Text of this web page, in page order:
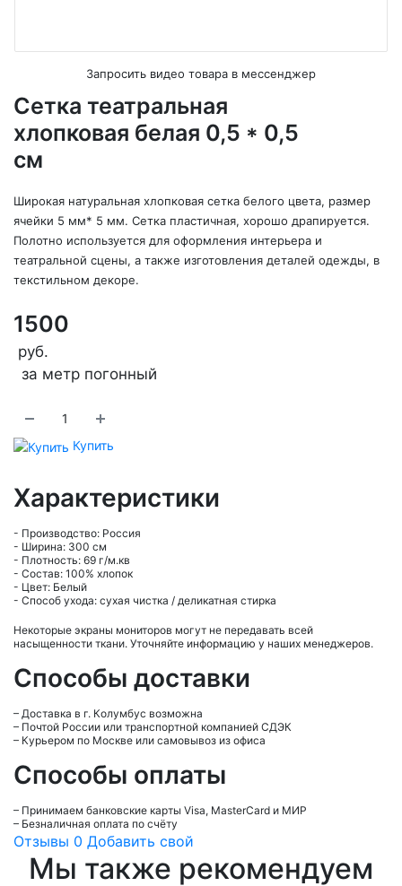
Запросить видео товара в мессенджер
Сетка театральная
хлопковая белая 0,5 * 0,5
см
Широкая натуральная хлопковая сетка белого цвета, размер
ячейки 5 мм* 5 мм. Сетка пластичная, хорошо драпируется.
Полотно используется для оформления интерьера и
театральной сцены, а также изготовления деталей одежды, в
текстильном декоре.
1500
руб.
за метр погонный
Купить
Характеристики
- Производство: Россия
- Ширина: 300 см
- Плотность: 69 г/м.кв
- Состав: 100% хлопок
- Цвет: Белый
- Способ ухода: сухая чистка / деликатная стирка
Некоторые экраны мониторов могут не передавать всей
насыщенности ткани. Уточняйте информацию у наших менеджеров.
Способы доставки
– Доставка в г. Колумбусвозможна
– Почтой России или транспортной компанией СДЭК
– Курьером по Москве или самовывоз из офиса
Способы оплаты
– Принимаем банковские карты Visa, MasterCard и МИР
– Безналичная оплата по счёту
Отзывы0 Добавить свой
Мы также рекомендуем